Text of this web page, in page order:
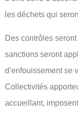
les déchets qui
Des contrôles
sanctions seront
d’enfouissement se
Collectivités
accueillant,